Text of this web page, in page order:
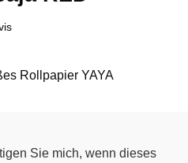
Rollpapier YAYA
Sie mich, wenn dieses